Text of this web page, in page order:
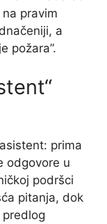
pravim
a
požara”.
prima
odgovore u
podršci
pitanja, dok